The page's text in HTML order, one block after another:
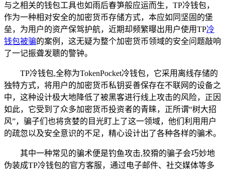
与之相关的钱包工具也如雨后春笋般应运而生，TP冷钱包，
作为一种相对安全的加密货币存储方式，本应如同坚固的堡
垒，为用户的资产保驾护航，近期却频繁曝出用户使用TP冷
钱包被骗的案例，这无疑为整个加密货币领域的安全问题敲响
了一记振聋发聩的警钟。
TP冷钱包,全称为TokenPocket冷钱包，它采用离线存储的
独特方式，将用户的加密货币私钥妥善保存在不联网的设备之
中，这种设计极大地降低了被黑客进行线上攻击的风险，正因
如此，它受到了众多加密货币投资者的青睐，正所谓“树大招
风”，骗子们也将贪婪的目光盯上了这一领域，他们利用用户
的疏忽以及安全意识的不足，精心设计出了各种各样的骗术。
其中一种常见的骗术便是钓鱼攻击,狡猾的骗子会巧妙地
伪装成TP冷钱包的官方客服，通过电子邮件、社交媒体等多